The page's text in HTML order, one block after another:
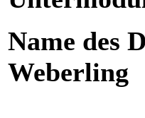
Name des
Weberling